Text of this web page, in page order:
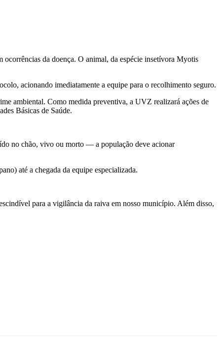
da doença. O animal, da espécie insetívora Myotis
acionando imediatamente a equipe para o recolhimento seguro.
ambiental. Como medida preventiva, a UVZ realizará ações de
Básicas de Saúde.
no chão, vivo ou morto — a população deve acionar
até a chegada da equipe especializada.
para a vigilância da raiva em nosso município. Além disso,